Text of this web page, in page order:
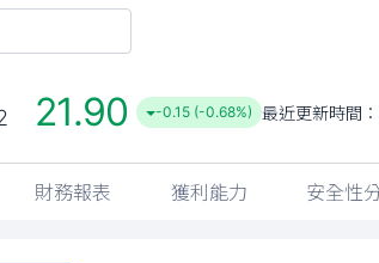
21.90 -0.15 (-0.68%) 最近更新時間：
財務報表 獲利能力 安全性